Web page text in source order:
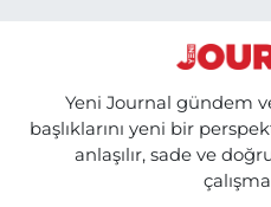
Yeni Journal gündem
başlıklarını yeni bir
anlaşılır, sade ve